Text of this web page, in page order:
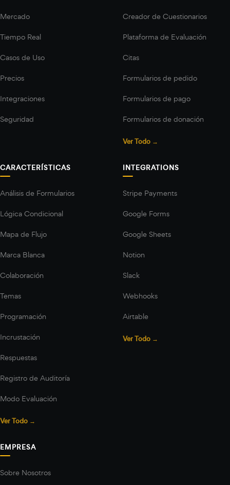
Mercado
Tiempo Real
Casos de Uso
Precios
Integraciones
Seguridad
Creador de Cuestionarios
Plataforma de Evaluación
Citas
Formularios de pedido
Formularios de pago
Formularios de donación
Ver Todo →
CARACTERÍSTICAS
Análisis de Formularios
Lógica Condicional
Mapa de Flujo
Marca Blanca
Colaboración
Temas
Programación
Incrustación
Respuestas
Registro de Auditoría
Modo Evaluación
Ver Todo →
INTEGRATIONS
Stripe Payments
Google Forms
Google Sheets
Notion
Slack
Webhooks
Airtable
Ver Todo →
EMPRESA
Sobre Nosotros